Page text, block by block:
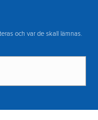
och var de skall lämnas.